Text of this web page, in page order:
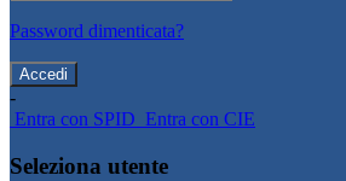
Password dimenticata?
-
Entra con SPID Entra con CIE
Seleziona utente